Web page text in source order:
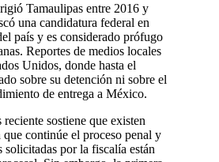
Tamaulipas entre 2016 y
una candidatura federal en
país y es considerado prófugo
Reportes de medios locales
Unidos, donde hasta el
sobre su detención ni sobre el
de entrega a México.
sostiene que existen
que continúe el proceso penal y
solicitadas por la fiscalía están